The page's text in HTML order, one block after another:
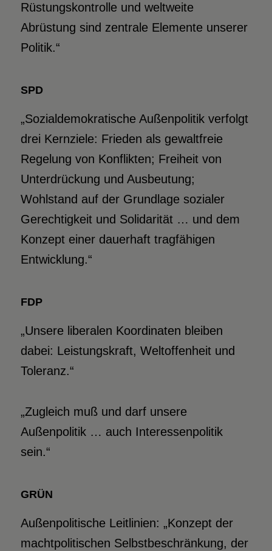
Rüstungskontrolle und weltweite
Abrüstung sind zentrale Elemente unserer
Politik.“
SPD
„Sozialdemokratische Außenpolitik verfolgt
drei Kernziele: Frieden als gewaltfreie
Regelung von Konflikten; Freiheit von
Unterdrückung und Ausbeutung;
Wohlstand auf der Grundlage sozialer
Gerechtigkeit und Solidarität … und dem
Konzept einer dauerhaft tragfähigen
Entwicklung.“
FDP
„Unsere liberalen Koordinaten bleiben
dabei: Leistungskraft, Weltoffenheit und
Toleranz.“
„Zugleich muß und darf unsere
Außenpolitik … auch Interessenpolitik
sein.“
GRÜN
Außenpolitische Leitlinien: „Konzept der
machtpolitischen Selbstbeschränkung, der